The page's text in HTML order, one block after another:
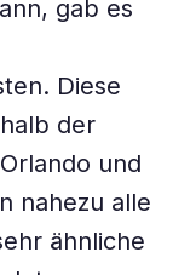
gab es
Diese
der
und
nahezu alle
ähnliche